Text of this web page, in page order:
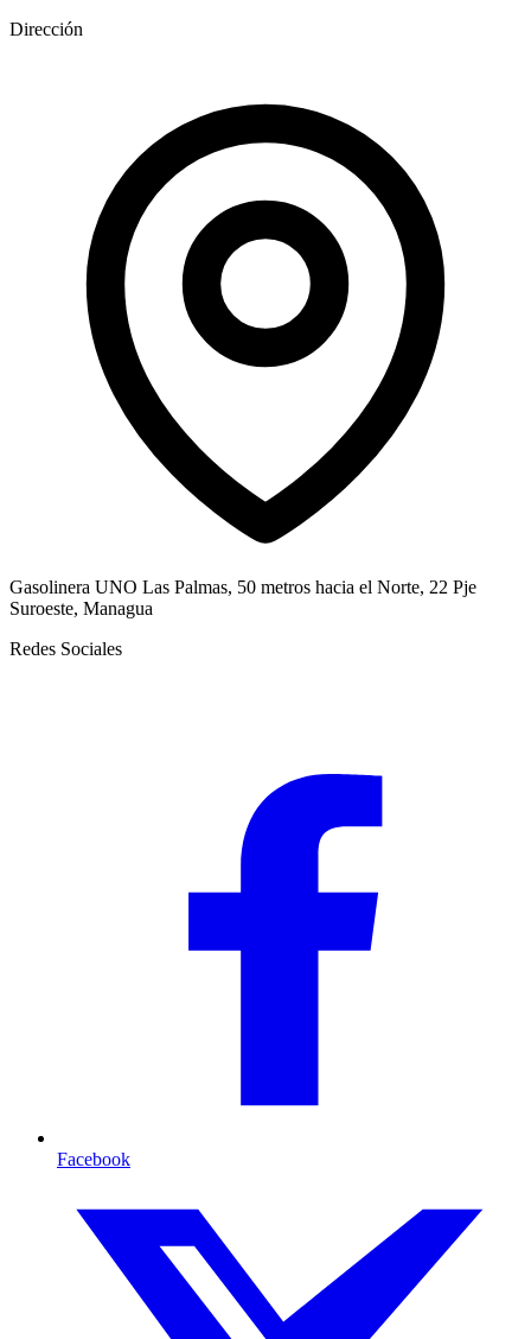
Dirección
Gasolinera UNO Las Palmas, 50 metros hacia el Norte, 22 Pje
Suroeste, Managua
Redes Sociales
Facebook